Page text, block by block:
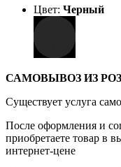
Цвет: Черный
САМОВЫВОЗ ИЗ
Существует услуга
После оформления и
приобретаете товар в
интернет-цене